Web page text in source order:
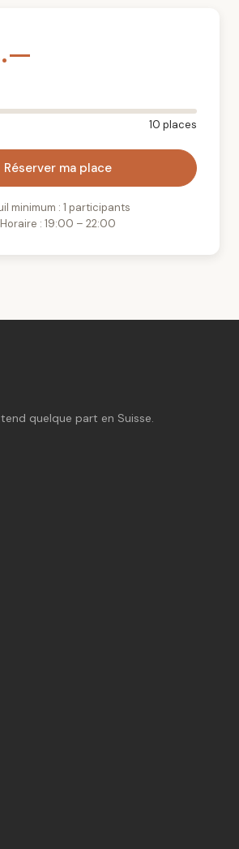
10 places
Réserver ma place
minimum : 1 participants
Horaire : 19:00 – 22:00
quelque part en Suisse.